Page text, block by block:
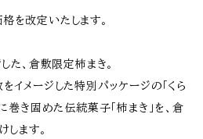
を改定いたします。
た、倉敷限定柿まき。
イメージした特別パッケージの「くら
巻き固めた伝統菓子「柿まき」を、倉
ます。